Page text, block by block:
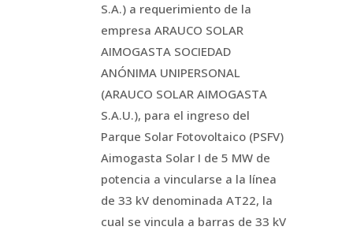
S.A.) a requerimiento de la
empresa ARAUCO SOLAR
AIMOGASTA SOCIEDAD
ANÓNIMA UNIPERSONAL
(ARAUCO SOLAR AIMOGASTA
S.A.U.), para el ingreso del
Parque Solar Fotovoltaico (PSFV)
Aimogasta Solar I de 5 MW de
potencia a vincularse a la línea
de 33 kV denominada AT22, la
cual se vincula a barras de 33 kV